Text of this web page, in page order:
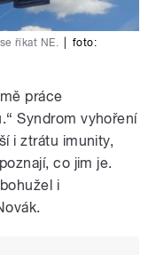
říkat NE.
foto:
práce
Syndrom vyhoření
i ztrátu imunity,
co jim je.
i